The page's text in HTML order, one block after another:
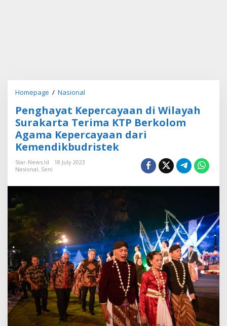
Homepage / Nasional
n
g
h
a
y
a
a
n
d
i
W
i
l
a
Penghayat Kepercayaan di Wilayah
Surakarta Terima KTP Berkolom
Agama Kepercayaan dari
Kemendikbudristek
Star-News.id
18 July 2023
Nasional, Seni